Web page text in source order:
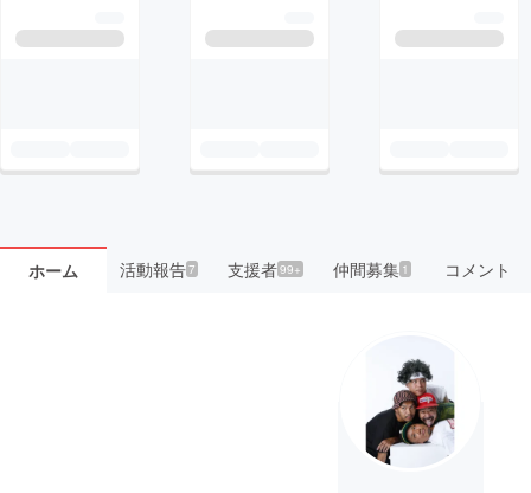
ホーム 活動報告7 支援者99+ 仲間募集 1 コメント